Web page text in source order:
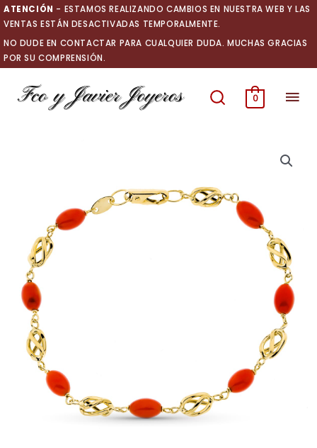
Ir
al
contenido
ATENCIÓN - ESTAMOS REALIZANDO CAMBIOS EN NUESTRA WEB Y LAS
VENTAS ESTÁN DESACTIVADAS TEMPORALMENTE.
NO DUDE EN CONTACTAR PARA CUALQUIER DUDA. MUCHAS GRACIAS
POR SU COMPRENSIÓN.
0